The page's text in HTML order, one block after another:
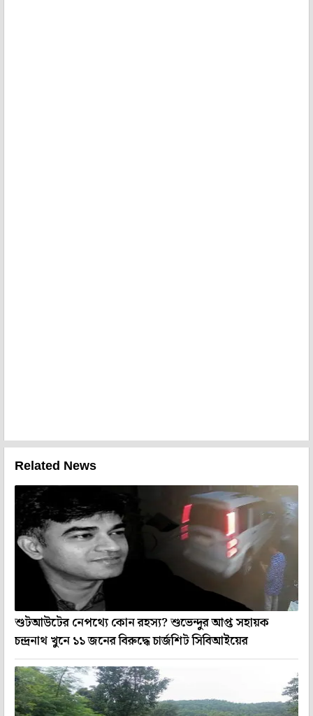
Related News
শুটআউটের নেপথ্যে কোন রহস্য? শুভেন্দুর আপ্ত সহায়ক
চন্দ্রনাথ খুনে ১১ জনের বিরুদ্ধে চার্জশিট সিবিআইয়ের